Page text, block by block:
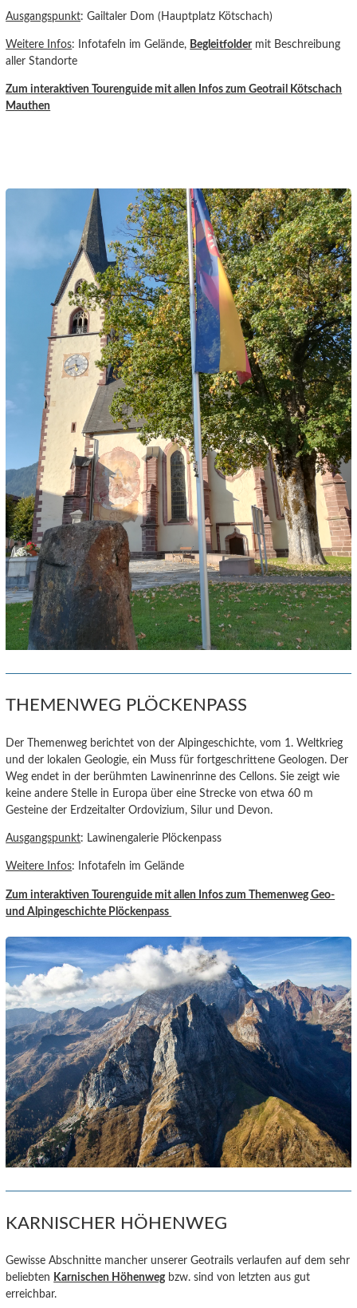
Ausgangspunkt: Gailtaler Dom (Hauptplatz Kötschach)
Weitere Infos: Infotafeln im Gelände, Begleitfoldermit Beschreibung
aller Standorte
Zum interaktiven Tourenguide mit allen Infos zum Geotrail Kötschach
Mauthen
THEMENWEG PLÖCKENPASS
Der Themenweg berichtet von der Alpingeschichte, vom 1. Weltkrieg
und der lokalen Geologie, ein Muss für fortgeschrittene Geologen. Der
Weg endet in der berühmten Lawinenrinne des Cellons. Sie zeigt wie
keine andere Stelle in Europa über eine Strecke von etwa 60 m
Gesteine der Erdzeitalter Ordovizium, Silur und Devon.
Ausgangspunkt: Lawinengalerie Plöckenpass
Weitere Infos: Infotafeln im Gelände
Zum interaktiven Tourenguide mit allen Infos zum Themenweg Geo-
und Alpingeschichte Plöckenpass
KARNISCHER HÖHENWEG
Gewisse Abschnitte mancher unserer Geotrails verlaufen auf dem sehr
beliebten Karnischen Höhenwegbzw. sind von letzten aus gut
erreichbar.